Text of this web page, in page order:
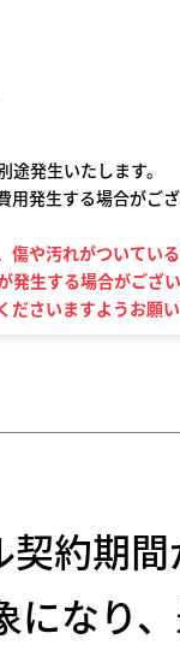
発生いたします。
発生する場合がござ
傷や汚れがついてい
発生する場合がござ
さいますようお願い
契約期
になり